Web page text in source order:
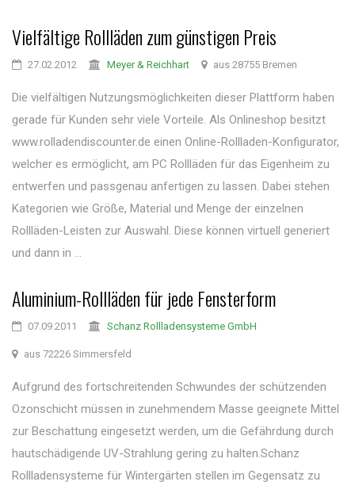
Vielfältige Rollläden zum günstigen Preis
27.02.2012 Meyer & Reichhart aus 28755 Bremen
Die vielfältigen Nutzungsmöglichkeiten dieser Plattform haben
gerade für Kunden sehr viele Vorteile. Als Onlineshop besitzt
www.rolladendiscounter.de einen Online-Rollladen-Konfigurator,
welcher es ermöglicht, am PC Rollläden für das Eigenheim zu
entwerfen und passgenau anfertigen zu lassen. Dabei stehen
Kategorien wie Größe, Material und Menge der einzelnen
Rollläden-Leisten zur Auswahl. Diese können virtuell generiert
und dann in ...
Aluminium-Rollläden für jede Fensterform
07.09.2011 Schanz Rollladensysteme GmbH
aus 72226 Simmersfeld
Aufgrund des fortschreitenden Schwundes der schützenden
Ozonschicht müssen in zunehmendem Masse geeignete Mittel
zur Beschattung eingesetzt werden, um die Gefährdung durch
hautschädigende UV-Strahlung gering zu halten.Schanz
Rollladensysteme für Wintergärten stellen im Gegensatz zu